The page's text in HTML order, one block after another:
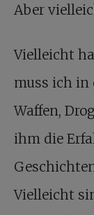
Aber
Vielleicht
muss ich in
Waffen,
ihm die
Vielleicht